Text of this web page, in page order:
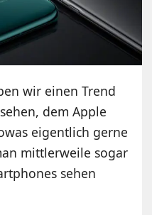
wir einen Trend
dem Apple
eigentlich gerne
mittlerweile sogar
sehen